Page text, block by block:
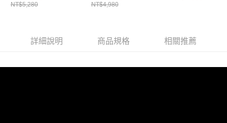
NT$5,280 NT$4,980
詳細說明 商品規格 相關推薦